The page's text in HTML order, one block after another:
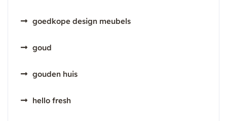
goedkope design meubels
goud
gouden huis
hello fresh